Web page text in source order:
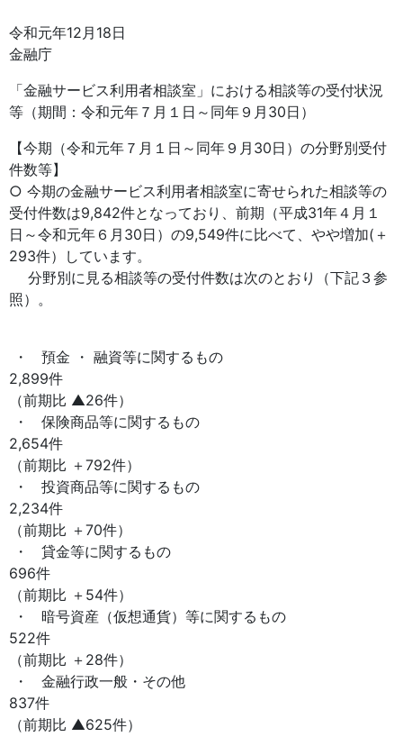
令和元年12月18日
金融庁
「金融サービス利用者相談室」における相談等の受付状況
等（期間：令和元年７月１日～同年９月30日）
【今期（令和元年７月１日～同年９月30日）の分野別受付
件数等】
○ 今期の金融サービス利用者相談室に寄せられた相談等の
受付件数は9,842件となっており、前期（平成31年４月１
日～令和元年６月30日）の9,549件に比べて、やや増加(＋
293件）しています。
分野別に見る相談等の受付件数は次のとおり（下記３参
照）。
・ 預金 ・ 融資等に関するもの
2,899件
（前期比 ▲26件）
・ 保険商品等に関するもの
2,654件
（前期比 ＋792件）
・ 投資商品等に関するもの
2,234件
（前期比 ＋70件）
・ 貸金等に関するもの
696件
（前期比 ＋54件）
・ 暗号資産（仮想通貨）等に関するもの
522件
（前期比 ＋28件）
・ 金融行政一般・その他
837件
（前期比 ▲625件）